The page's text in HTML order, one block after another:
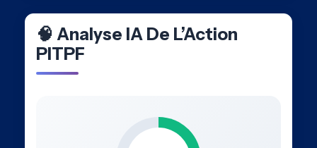
🧠 Analyse IA De L’Action
PITPF